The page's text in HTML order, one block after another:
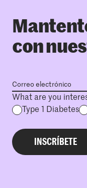
con
What are you
Type 1 Diabetes